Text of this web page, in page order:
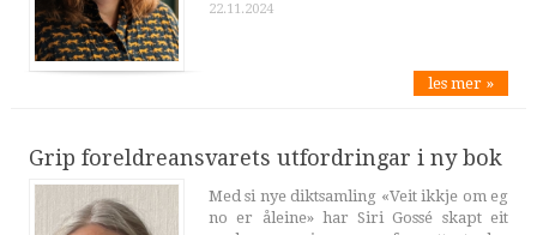
22.11.2024
les mer »
Grip foreldreansvarets utfordringar i ny bok
Med si nye diktsamling «Veit ikkje om eg
no er åleine» har Siri Gossé skapt eit